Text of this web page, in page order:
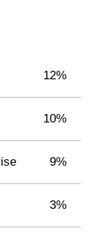
12%
10%
9%
3%